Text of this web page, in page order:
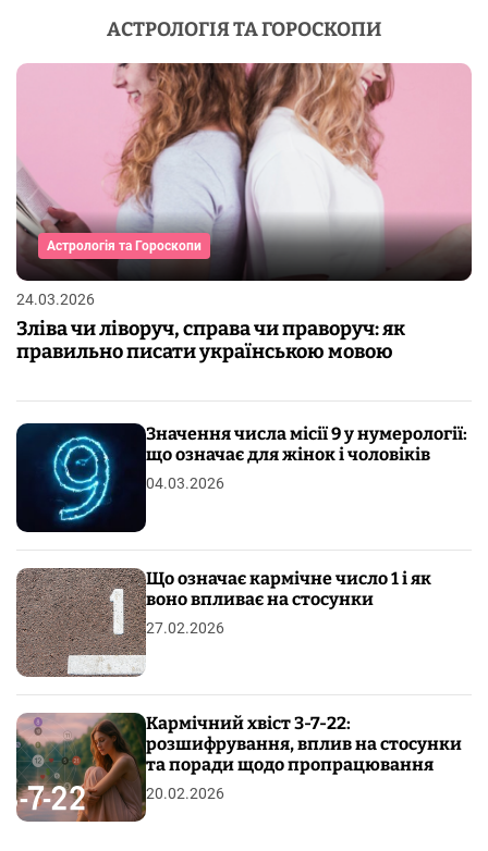
АСТРОЛОГІЯ ТА ГОРОСКОПИ
Астрологія та Гороскопи
24.03.2026
Зліва чи ліворуч, справа чи праворуч: як
правильно писати українською мовою
Значення числа місії 9 у нумерології:
що означає для жінок і чоловіків
04.03.2026
Що означає кармічне число 1 і як
воно впливає на стосунки
27.02.2026
Кармічний хвіст 3-7-22:
розшифрування, вплив на стосунки
та поради щодо пропрацювання
20.02.2026